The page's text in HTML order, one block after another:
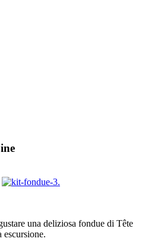
una deliziosa fondue di Tête